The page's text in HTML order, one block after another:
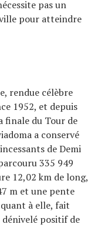
pas un
pour atteindre
rendue célèbre
1952, et depuis
finale du Tour de
a conservé
de Demi
335 949
12,02 km de long,
m et une pente
à elle, fait
positif de